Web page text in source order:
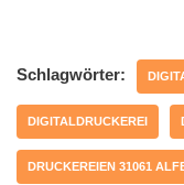
Schlagwörter:
DIGITALDRUCKEREI
DRUCKEREIEN 31061